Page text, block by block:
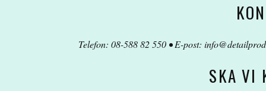
Telefon: 08-588 82 550 • E-post:
SKA VI